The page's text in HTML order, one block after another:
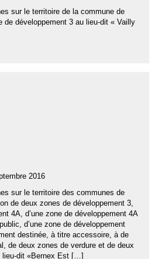
sur le territoire de la commune de
de développement 3 au lieu-dit « Vailly
2016
sur le territoire des communes de
de deux zones de développement 3,
4A, d’une zone de développement 4A
d’une zone de développement
destinée, à titre accessoire, à de
de deux zones de verdure et de deux
lieu-dit «Bernex Est […]